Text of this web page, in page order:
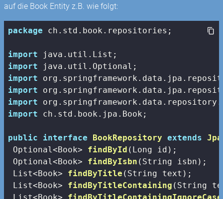
auf die Book Entity z.B. wie folgt:
package ch.std.book.repositories;
import
import
import
import
import
import ch.std.book.jpa.Book;
public interface BookRepository extends
Optional<Book> findById (Long id) ;
Optional<Book> findByIsbn (String isbn) ;
List<Book> findByTitle (String text) ;
List<Book> findByTitleContaining (String